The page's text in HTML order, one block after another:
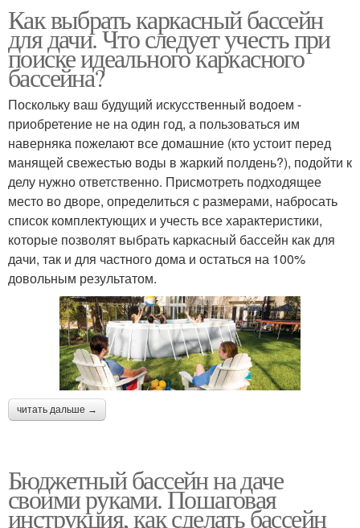
Как выбрать каркасный бассейн
для дачи. Что следует учесть при
поиске идеального каркасного
бассейна?
Поскольку ваш будущий искусственный водоем -
приобретение не на один год, а пользоваться им
наверняка пожелают все домашние (кто устоит перед
манящей свежестью воды в жаркий полдень?), подойти к
делу нужно ответственно. Присмотреть подходящее
место во дворе, определиться с размерами, набросать
список комплектующих и учесть все характеристики,
которые позволят выбрать каркасный бассейн как для
дачи, так и для частного дома и остаться на 100%
довольным результатом.
читать дальше →
Бюджетный бассейн на даче
своими руками. Пошаговая
инструкция, как сделать бассейн